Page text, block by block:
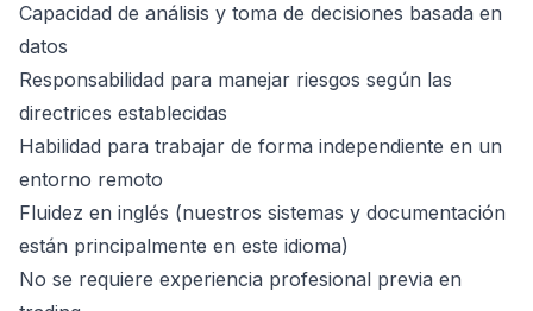
Capacidad de análisis y toma de decisiones basada en
datos
Responsabilidad para manejar riesgos según las
directrices establecidas
Habilidad para trabajar de forma independiente en un
entorno remoto
Fluidez en inglés (nuestros sistemas y documentación
están principalmente en este idioma)
No se requiere experiencia profesional previa en